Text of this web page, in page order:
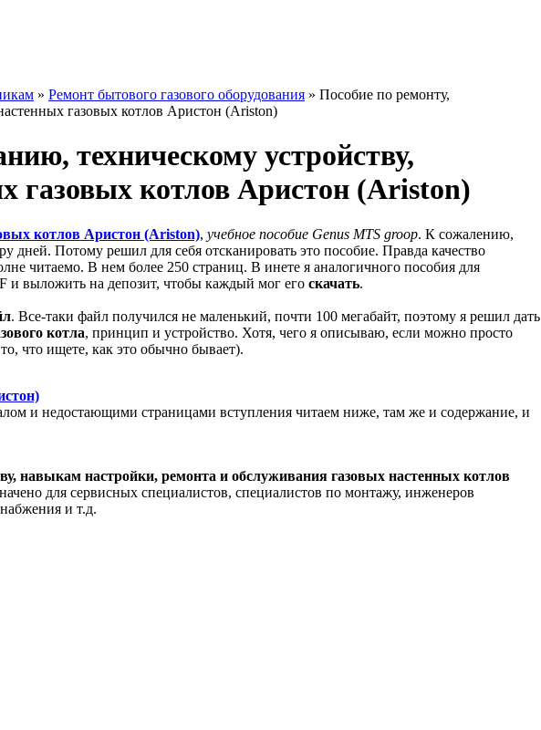
» Ремонт бытового газового оборудования » Пособие по ремонту,
газовых котлов Аристон (Ariston)
техническому устройству,
газовых котлов Аристон (Ariston)
котлов Аристон (Ariston), учебное пособие Genus MTS groop. К сожалению,
дней. Потому решил для себя отсканировать это пособие. Правда качество
читаемо. В нем более 250 страниц. В инете я аналогичного пособия для
и выложить на депозит, чтобы каждый мог его скачать.
. Все-таки файл получился не маленький, почти 100 мегабайт, поэтому я решил дать
котла, принцип и устройство. Хотя, чего я описываю, если можно просто
что ищете, как это обычно бывает).
и недостающими страницами вступления читаем ниже, там же и содержание, и
навыкам настройки, ремонта и обслуживания газовых настенных котлов
для сервисных специалистов, специалистов по монтажу, инженеров
и т.д.